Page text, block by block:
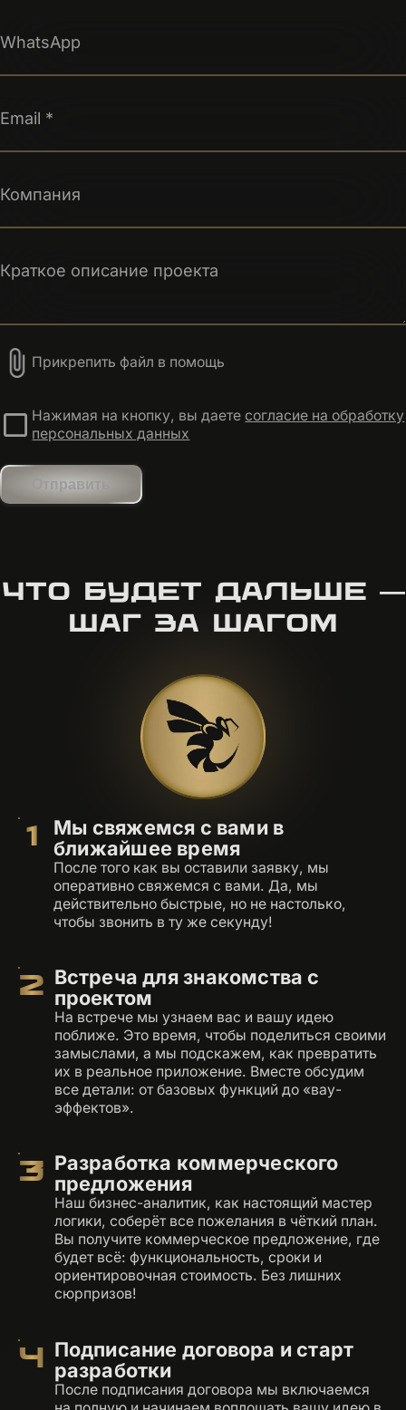
Прикрепить файл в помощь
Нажимая на кнопку, вы даете согласие на обработку
персональных данных
Отправить
ЧТО БУДЕТ ДАЛЬШЕ —
ШАГ ЗА ШАГОМ
1
Мы свяжемся с вами в
ближайшее время
После того как вы оставили заявку, мы
оперативно свяжемся с вами. Да, мы
действительно быстрые, но не настолько,
чтобы звонить в ту же секунду!
2 Встреча для знакомства с
проектом
На встрече мы узнаем вас и вашу идею
поближе. Это время, чтобы поделиться своими
замыслами, а мы подскажем, как превратить
их в реальное приложение. Вместе обсудим
все детали: от базовых функций до «вау-
эффектов».
3 Разработка коммерческого
предложения
Наш бизнес-аналитик, как настоящий мастер
логики, соберёт все пожелания в чёткий план.
Вы получите коммерческое предложение, где
будет всё: функциональность, сроки и
ориентировочная стоимость. Без лишних
сюрпризов!
4 Подписание договора и старт
разработки
После подписания договора мы включаемся